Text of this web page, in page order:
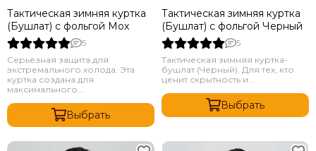
Тактическая зимняя куртка
(Бушлат) с фольгой Мох
5
Серьёзная защита для
экстремального холода. Эта
куртка создана для
максимального...
Выбрать
Тактическая зимняя куртка
(Бушлат) с фольгой Черный
5
Тактическая зимняя куртка-
бушлат (Черный). Для тех, кто
ценит скрытность и...
Выбрать